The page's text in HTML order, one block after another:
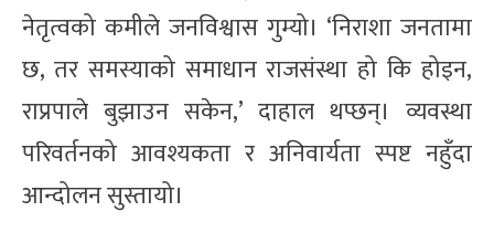
नेतृत्वको कमीले जनविश्वास गुम्यो। ‘निराशा जनतामा
छ, तर समस्याको समाधान राजसंस्था हो कि होइन,
राप्रपाले बुझाउन सकेन,’ दाहाल थप्छन्। व्यवस्था
परिवर्तनको आवश्यकता र अनिवार्यता स्पष्ट नहुँदा
आन्दोलन सुस्तायो।